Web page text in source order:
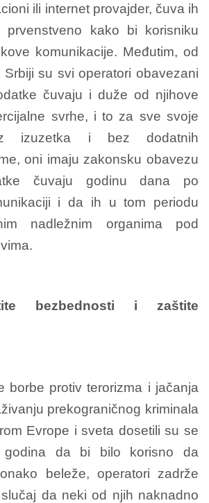
ili internet provajder, čuva ih
prvenstveno kako bi korisniku
komunikacije. Međutim, od
su svi operatori obavezani
čuvaju i duže od njihove
svrhe, i to za sve svoje
izuzetka i bez dodatnih
oni imaju zakonsku obavezu
čuvaju godinu dana po
i da ih u tom periodu
nadležnim organima pod
bezbednosti i zaštite
borbe protiv terorizma i jačanja
prekograničnog kriminala
Evrope i sveta dosetili su se
da bi bilo korisno da
beleže, operatori zadrže
da neki od njih naknadno